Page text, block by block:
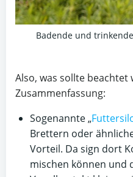
Badende und
Also, was sollte beachtet
Zusammenfassung:
Sogenannte „
Brettern oder
Vorteil. Da sign dort
mischen können und